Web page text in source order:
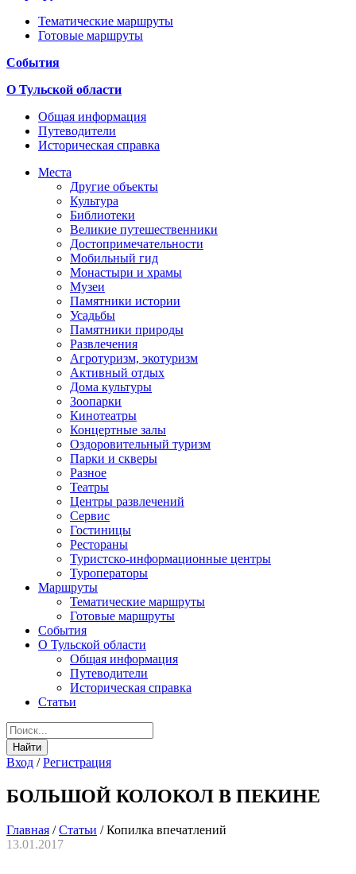
Тематические маршруты
Готовые маршруты
События
О Тульской области
Общая информация
Путеводители
Историческая справка
Места
Другие объекты
Культура
Библиотеки
Великие путешественники
Достопримечательности
Мобильный гид
Монастыри и храмы
Музеи
Памятники истории
Усадьбы
Памятники природы
Развлечения
Агротуризм, экотуризм
Активный отдых
Дома культуры
Зоопарки
Кинотеатры
Концертные залы
Оздоровительный туризм
Парки и скверы
Разное
Театры
Центры развлечений
Сервис
Гостиницы
Рестораны
Туристско-информационные центры
Туроператоры
Маршруты
Тематические маршруты
Готовые маршруты
События
О Тульской области
Общая информация
Путеводители
Историческая справка
Статьи
Вход /Регистрация
БОЛЬШОЙ КОЛОКОЛ В ПЕКИНЕ
Главная /Статьи /Копилка впечатлений
13.01.2017